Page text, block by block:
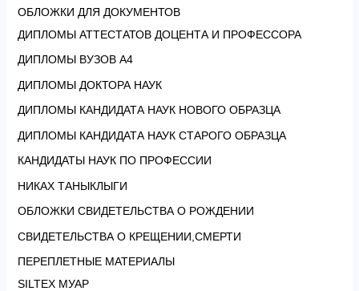
ОБЛОЖКИ ДЛЯ ДОКУМЕНТОВ
ДИПЛОМЫ АТТЕСТАТОВ ДОЦЕНТА И ПРОФЕССОРА
ДИПЛОМЫ ВУЗОВ А4
ДИПЛОМЫ ДОКТОРА НАУК
ДИПЛОМЫ КАНДИДАТА НАУК НОВОГО ОБРАЗЦА
ДИПЛОМЫ КАНДИДАТА НАУК СТАРОГО ОБРАЗЦА
КАНДИДАТЫ НАУК ПО ПРОФЕССИИ
НИКАХ ТАНЫКЛЫГИ
ОБЛОЖКИ СВИДЕТЕЛЬСТВА О РОЖДЕНИИ
СВИДЕТЕЛЬСТВА О КРЕЩЕНИИ,СМЕРТИ
ПЕРЕПЛЕТНЫЕ МАТЕРИАЛЫ
SILTEX МУАР